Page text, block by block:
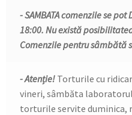
- SAMBATA comenzile se
18:00. Nu există
Comenzile pentru sâmbătă
- Atenție! Torturile cu
vineri, sâmbăta
torturile servite duminica,